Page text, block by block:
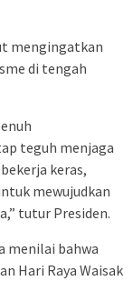
mengingatkan
di tengah
teguh menjaga
keras,
mewujudkan
tutur Presiden.
menilai bahwa
Hari Raya Waisak